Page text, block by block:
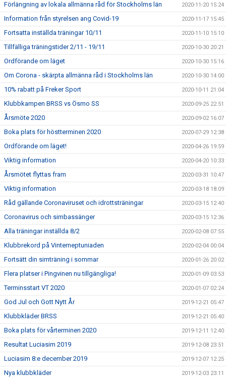
Förlängning av lokala allmänna råd för Stockholms län 2020-11-20 15:24
Information från styrelsen ang Covid-19 2020-11-17 15:45
Fortsatta inställda träningar 10/11 2020-11-10 15:10
Tillfälliga träningstider 2/11 - 19/11 2020-10-30 20:21
Ordförande om läget 2020-10-30 15:16
Om Corona - skärpta allmänna råd i Stockholms län 2020-10-30 14:00
10% rabatt på Freker Sport 2020-10-11 21:04
Klubbkampen BRSS vs Ösmo SS 2020-09-25 22:51
Årsmöte 2020 2020-09-02 16:07
Boka plats för höstterminen 2020 2020-07-29 12:38
Ordförande om läget! 2020-04-26 19:59
Viktig information 2020-04-20 10:33
Årsmötet flyttas fram 2020-03-31 10:47
Viktig information 2020-03-18 18:09
Råd gällande Coronaviruset och idrottsträningar 2020-03-15 12:40
Coronavirus och simbassänger 2020-03-15 12:36
Alla träningar inställda 8/2 2020-02-08 07:55
Klubbrekord på Vinterneptuniaden 2020-02-04 00:04
Fortsätt din simträning i sommar 2020-01-26 20:02
Flera platser i Pingvinen nu tillgängliga! 2020-01-09 03:53
Terminsstart VT 2020 2020-01-07 02:24
God Jul och Gott Nytt År 2019-12-21 05:47
Klubbkläder BRSS 2019-12-21 05:40
Boka plats för vårterminen 2020 2019-12-11 12:40
Resultat Luciasim 2019 2019-12-08 23:51
Luciasim 8:e december 2019 2019-12-07 12:25
Nya klubbkläder 2019-12-03 23:11